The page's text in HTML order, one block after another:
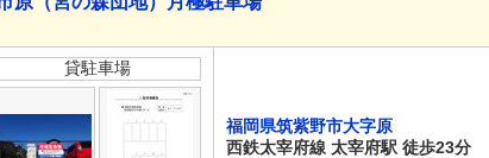
貸駐車場
福岡県筑紫野市大字原
西鉄太宰府線 太宰府駅 徒歩23分